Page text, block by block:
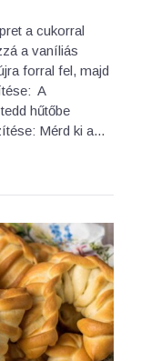
a cukorral
a vaníliás
forral fel, majd
A
hűtőbe
Mérd ki a...